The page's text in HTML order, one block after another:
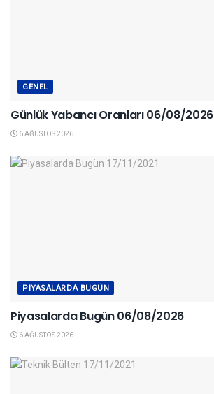
GENEL
Günlük Yabancı Oranları 06/08/2026
6 AĞUSTOS 2026
PIYASALARDA BUGÜN
Piyasalarda Bugün 06/08/2026
6 AĞUSTOS 2026